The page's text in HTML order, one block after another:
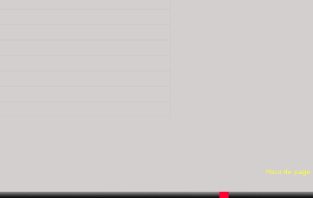
Haut de page